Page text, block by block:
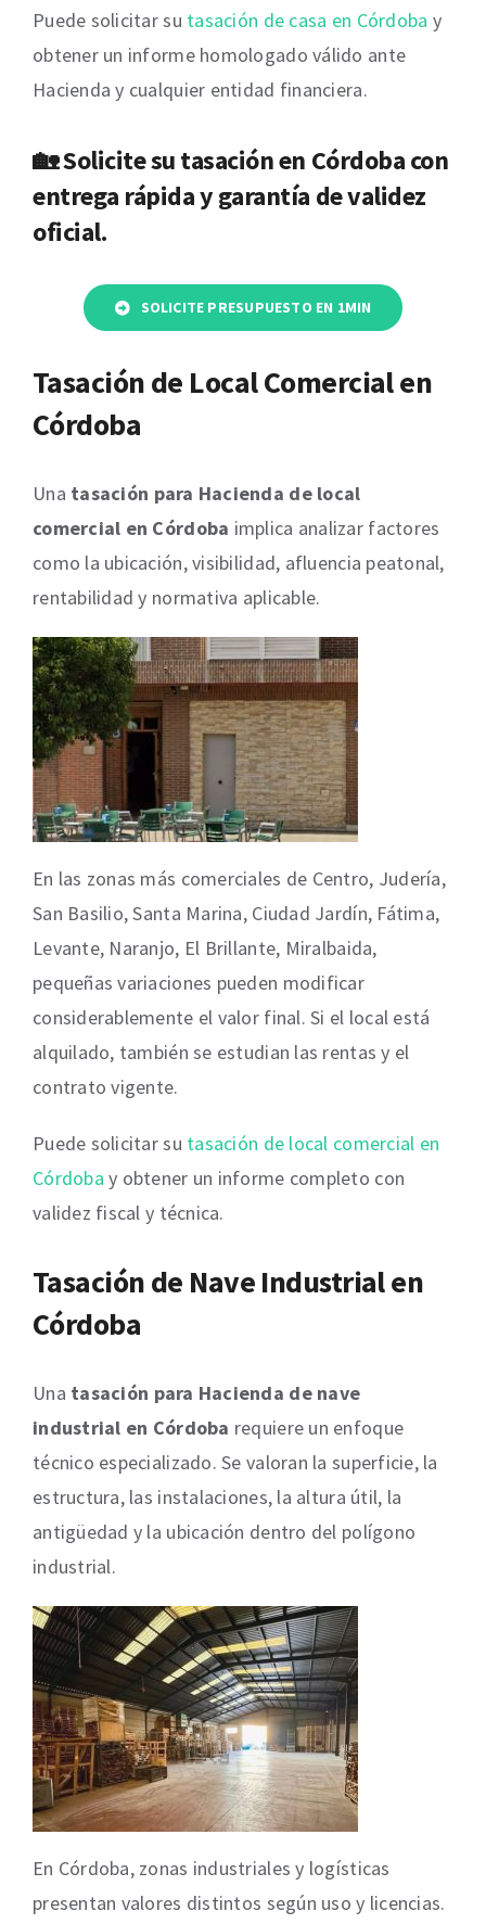
Puede solicitar su tasación de casa en Córdoba y
obtener un informe homologado válido ante
Hacienda y cualquier entidad financiera.
🏡 Solicite sutasación en Córdobacon
entrega rápida y garantía de validez
oficial.
SOLICITE PRESUPUESTO EN 1MIN
Tasación de Local Comercial en
Córdoba
Una tasación para Hacienda de local
comercial en Córdoba implica analizar factores
como la ubicación, visibilidad, afluencia peatonal,
rentabilidad y normativa aplicable.
En las zonas más comerciales de Centro, Judería,
San Basilio, Santa Marina, Ciudad Jardín, Fátima,
Levante, Naranjo, El Brillante, Miralbaida,
pequeñas variaciones pueden modificar
considerablemente el valor final. Si el local está
alquilado, también se estudian las rentas y el
contrato vigente.
Puede solicitar su tasación de local comercial en
Córdoba y obtener un informe completo con
validez fiscal y técnica.
Tasación de Nave Industrial en
Córdoba
Una tasación para Hacienda de nave
industrial en Córdoba requiere un enfoque
técnico especializado. Se valoran la superficie, la
estructura, las instalaciones, la altura útil, la
antigüedad y la ubicación dentro del polígono
industrial.
En Córdoba, zonas industriales y logísticas
presentan valores distintos según uso y licencias.